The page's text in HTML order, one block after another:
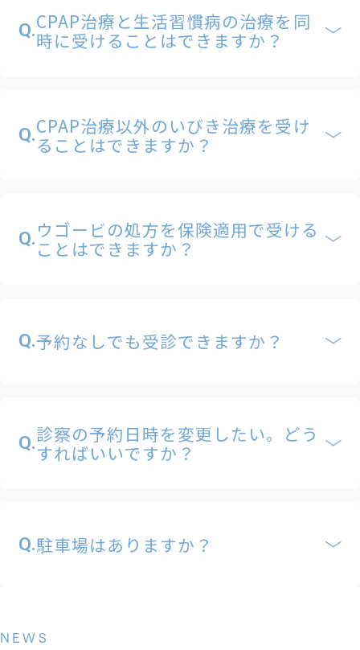
Q.CPAP治療と生活習慣病の治療を同
時に受けることはできますか？
Q.CPAP治療以外のいびき治療を受け
ることはできますか？
Q.ウゴービの処方を保険適用で受ける
ことはできますか？
Q.予約なしでも受診できますか？
Q.診察の予約日時を変更したい。どう
すればいいですか？
Q.駐車場はありますか？
NEWS